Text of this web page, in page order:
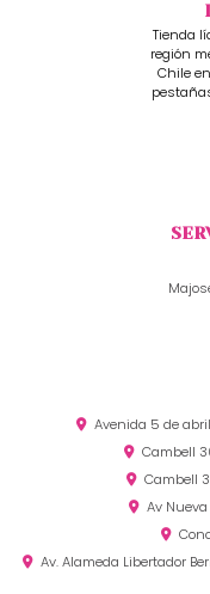
Tienda
región
Chile
Avenida 5 de
Cambell
Cambell
Av
Av. Alameda Libertador